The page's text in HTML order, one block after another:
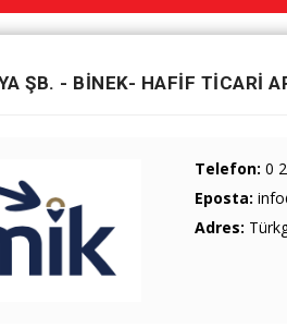
ŞB. - BİNEK- HAFİF TİCARİ
Telefon: 0
Eposta:
Adres: